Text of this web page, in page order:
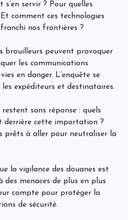
servir ? Pour quelles
comment ces technologies
nos frontières ?
brouilleurs peuvent provoquer
les communications
en danger. L’enquête se
expéditeurs et destinataires.
sans réponse : quels
derrière cette importation ?
prêts à aller pour neutraliser la
la vigilance des douanes est
menaces de plus en plus
compte pour protéger la
de sécurité.